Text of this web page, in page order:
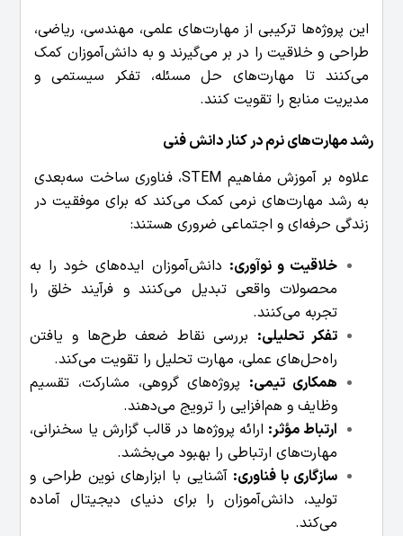
این پروژه‌ها ترکیبی از مهارت‌های علمی، مهندسی، ریاضی،
طراحی و خلاقیت را در بر می‌گیرند و به دانش‌آموزان کمک
می‌کنند تا مهارت‌های حل مسئله، تفکر سیستمی و
مدیریت منابع را تقویت کنند.
رشد مهارت‌های نرم در کنار دانش فنی
علاوه بر آموزش مفاهیم STEM، فناوری ساخت سه‌بعدی
به رشد مهارت‌های نرمی کمک می‌کند که برای موفقیت در
زندگی حرفه‌ای و اجتماعی ضروری هستند:
خلاقیت و نوآوری: دانش‌آموزان ایده‌های خود را به
محصولات واقعی تبدیل می‌کنند و فرآیند خلق را
تجربه می‌کنند.
تفکر تحلیلی: بررسی نقاط ضعف طرح‌ها و یافتن
راه‌حل‌های عملی، مهارت تحلیل را تقویت می‌کند.
همکاری تیمی: پروژه‌های گروهی، مشارکت، تقسیم
وظایف و هم‌افزایی را ترویج می‌دهند.
ارتباط مؤثر: ارائه پروژه‌ها در قالب گزارش یا سخنرانی،
مهارت‌های ارتباطی را بهبود می‌بخشد.
سازگاری با فناوری: آشنایی با ابزارهای نوین طراحی و
تولید، دانش‌آموزان را برای دنیای دیجیتال آماده
می‌کند.